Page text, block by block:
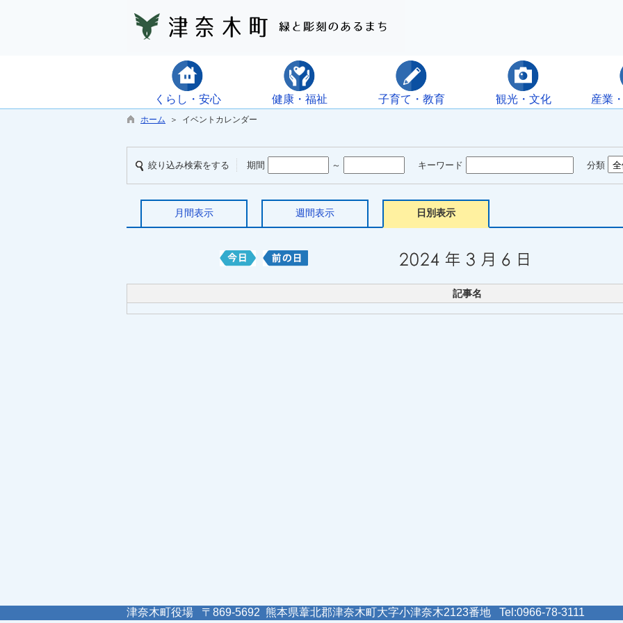
くらし・安心 健康・福祉 子育て・教育 観光・文化 産業
ホーム ＞ イベントカレンダー
絞り込み検索をする 期間 ～ キーワード 分類
月間表示 週間表示 日別表示
記事名
津奈木町役場 〒869-5692 熊本県葦北郡津奈木町大字小津奈木2123番地 Tel:0966-78-3111